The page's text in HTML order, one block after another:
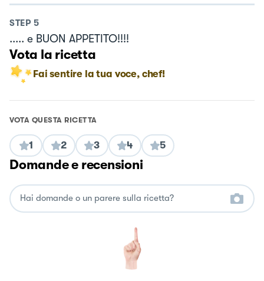
STEP 5
..... e BUON APPETITO!!!!
Vota la ricetta
Fai sentire la tua voce, chef!
VOTA QUESTA RICETTA
1 2 3 4 5
Domande e recensioni